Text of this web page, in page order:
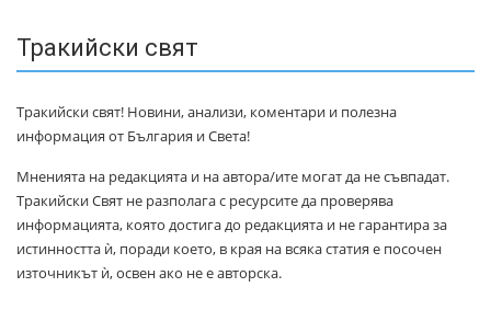
Тракийски свят
Тракийски свят! Новини, анализи, коментари и полезна
информация от България и Света!
Мненията на редакцията и на автора/ите могат да не съвпадат.
Тракийски Свят не разполага с ресурсите да проверява
информацията, която достига до редакцията и не гарантира за
истинността ѝ, поради което, в края на всяка статия е посочен
източникът ѝ, освен ако не е авторска.